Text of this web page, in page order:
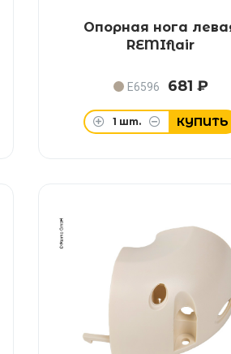
Опорная нога
REMIflair
E6596 681 ₽
1 шт. КУПИТЬ